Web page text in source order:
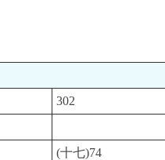
302
(十七)74